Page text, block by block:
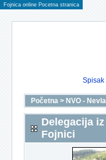
Fojnica online Pocetna stranica
Spisak
Početna > NVO -
Delegacija
Fojnici